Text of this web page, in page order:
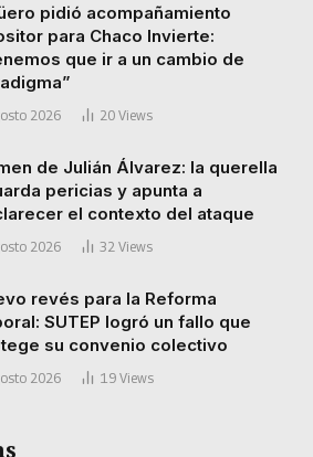
pidió acompañamiento
para Chaco Invierte:
que ir a un cambio de
2026 20 Views
de Julián Álvarez: la querella
pericias y apunta a
el contexto del ataque
2026 32 Views
revés para la Reforma
SUTEP logró un fallo que
su convenio colectivo
2026 19 Views